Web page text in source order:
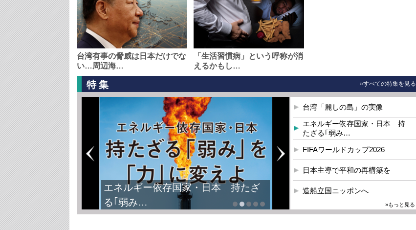
台湾有事の脅威は日本だけでな
い…周辺海…
「生活習慣病」という呼称が消
えるかもし…
特集 »すべての特集を見る
エネルギー依存国家・日本 持たざ
る｢弱み…
台湾「麗しの島」の実像
エネルギー依存国家・日本 持
たざる｢弱み…
FIFAワールドカップ2026
日本主導で平和の再構築を
造船立国ニッポンへ
»もっと見る